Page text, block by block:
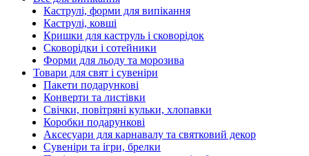
Каструлі, форми для випікання
Каструлі, ковші
Кришки для каструль і сковорідок
Сковорідки і сотейники
Форми для льоду та морозива
Товари для свят і сувеніри
Пакети подарункові
Конверти та листівки
Свічки, повітряні кульки, хлопавки
Коробки подарункові
Аксесуари для карнавалу та святковий декор
Сувеніри та ігри, брелки